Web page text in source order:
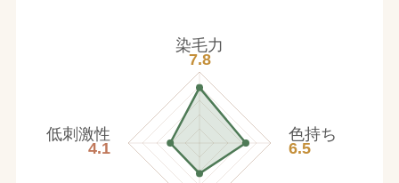
染毛力
7.8
色持ち
6.5
低刺激性
4.1